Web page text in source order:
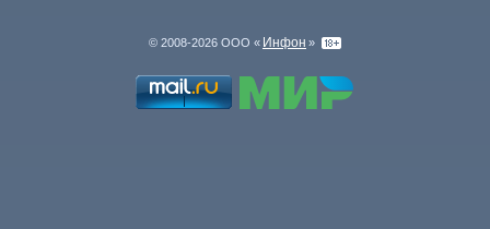
© 2008-2026 ООО « Инфон »